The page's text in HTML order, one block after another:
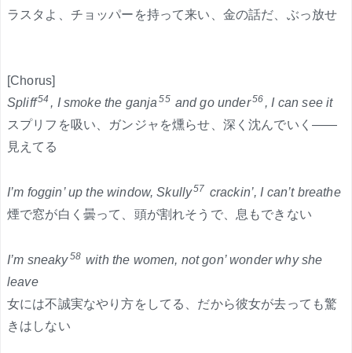
ラスタよ、チョッパーを持って来い、金の話だ、ぶっ放せ
[Chorus]
Spliff54 , I smoke the ganja 55 and go under56 , I can see it
スプリフを吸い、ガンジャを燻らせ、深く沈んでいく――
見えてる
I’m foggin’ up the window, Skully57 crackin’, I can’t breathe
煙で窓が白く曇って、頭が割れそうで、息もできない
I’m sneaky58 with the women, not gon’ wonder why she
leave
女には不誠実なやり方をしてる、だから彼女が去っても驚
きはしない